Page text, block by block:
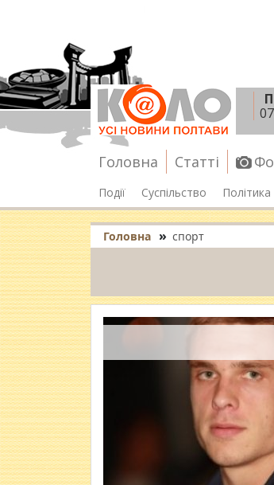
Головна Статті
Події Суспільство Політика
Головна » спорт